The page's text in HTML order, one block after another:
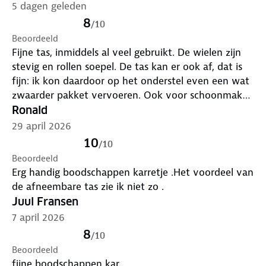
Ritsvak aan de achterzijde
Twee wielen
Stalen frame van 102 cm hoog
Handvat met softgrip
Opvouwbaar ontwerp
Maximaal draagvermogen 20 kg
5 dagen geleden
8/10
Beoordeeld
Fijne tas, inmiddels al veel gebruikt. De wielen zijn
stevig en rollen soepel. De tas kan er ook af, dat is
fijn: ik kon daardoor op het onderstel even een wat
zwaarder pakket vervoeren. Ook voor schoonmaken
lijkt het mij handig.
Ronald
29 april 2026
10/10
Beoordeeld
Erg handig boodschappen karretje .Het voordeel van
de afneembare tas zie ik niet zo .
Juul Fransen
7 april 2026
8/10
Beoordeeld